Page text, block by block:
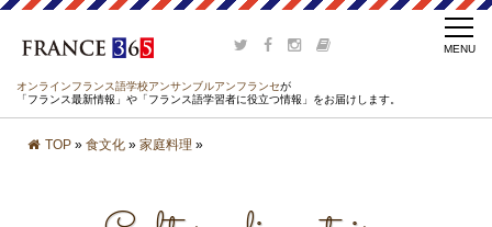
オンラインフランス語学校アンサンブルアンフランセが
「フランス最新情報」や「フランス語学習者に役立つ情報」をお届けします。
TOP » 食文化 » 家庭料理 »